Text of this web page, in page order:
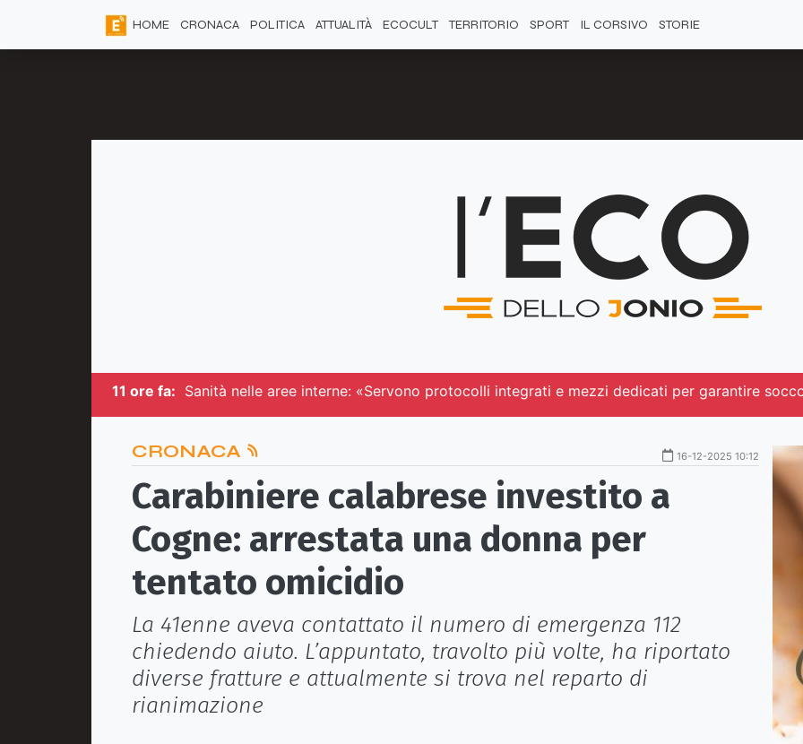
HOME CRONACA POLITICA ATTUALITÀ ECOCULT TERRITORIO SPORT IL CORSIVO STORIE
11 ore fa: Sanità nelle aree interne: «Servono protocolli integrati e mezzi dedicati per garantire
CRONACA 16-12-2025 10:12
Carabiniere calabrese investito a
Cogne: arrestata una donna per
tentato omicidio
La 41enne aveva contattato il numero di emergenza 112
chiedendo aiuto. L’appuntato, travolto più volte, ha riportato
diverse fratture e attualmente si trova nel reparto di
rianimazione